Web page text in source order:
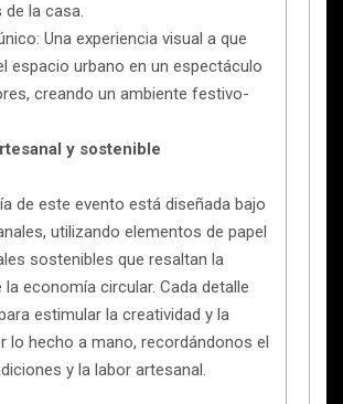
la casa.
Una experiencia visual a que
espacio urbano en un espectáculo
creando un ambiente festivo-
y sostenible
de este evento está diseñada bajo
utilizando elementos de papel
sostenibles que resaltan la
economía circular. Cada detalle
estimular la creatividad y la
lo hecho a mano, recordándonos el
y la labor artesanal.